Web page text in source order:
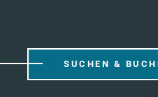
SUCHEN &